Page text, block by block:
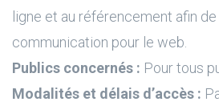
ligne et au référencement afin
communication pour le web.
Publics concernés : Pour tous
Modalités et délais d’accès :